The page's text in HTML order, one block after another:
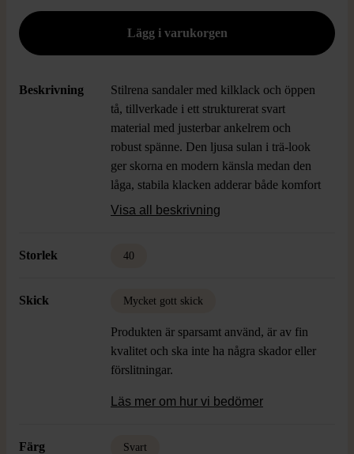
Beskrivning
Stilrena sandaler med kilklack och öppen
tå, tillverkade i ett strukturerat svart
material med justerbar ankelrem och
robust spänne. Den ljusa sulan i trä-look
ger skorna en modern känsla medan den
låga, stabila klacken adderar både komfort
och stil. Perfekta för dig som vill ha en
Visa all beskrivning
Storlek 40
Skick Mycket gott skick
Produkten är sparsamt använd, är av fin
kvalitet och ska inte ha några skador eller
förslitningar.
Läs mer om hur vi bedömer
Färg Svart